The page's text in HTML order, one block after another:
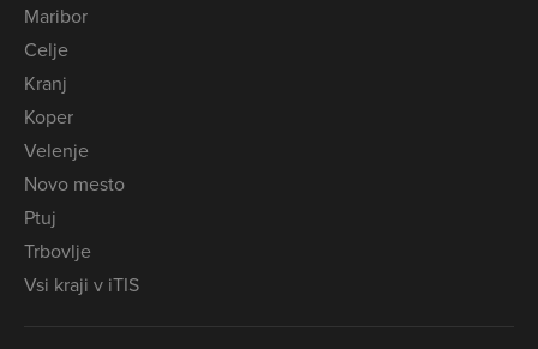
Maribor
Celje
Kranj
Koper
Velenje
Novo mesto
Ptuj
Trbovlje
Vsi kraji v iTIS